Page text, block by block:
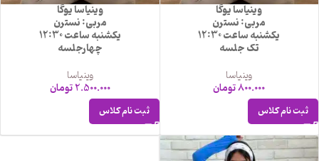
وینیاسا یوگا
مربی: نسترن
یکشنبه ساعت 12:30
تک جلسه
وینیاسا
800.000تومان
ثبت نام کلاس
وینیاسا یوگا
مربی: نسترن
یکشنبه ساعت 12:30
چهارجلسه
وینیاسا
2.500.000تومان
ثبت نام کلاس